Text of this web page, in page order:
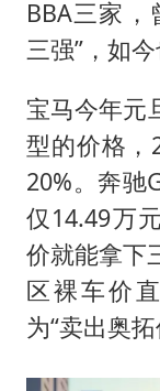
BBA三家
三强”，如
宝马今年元
型的价格，
20%。奔驰
仅14.49万
价就能拿下
区裸车价
为“卖出奥拓